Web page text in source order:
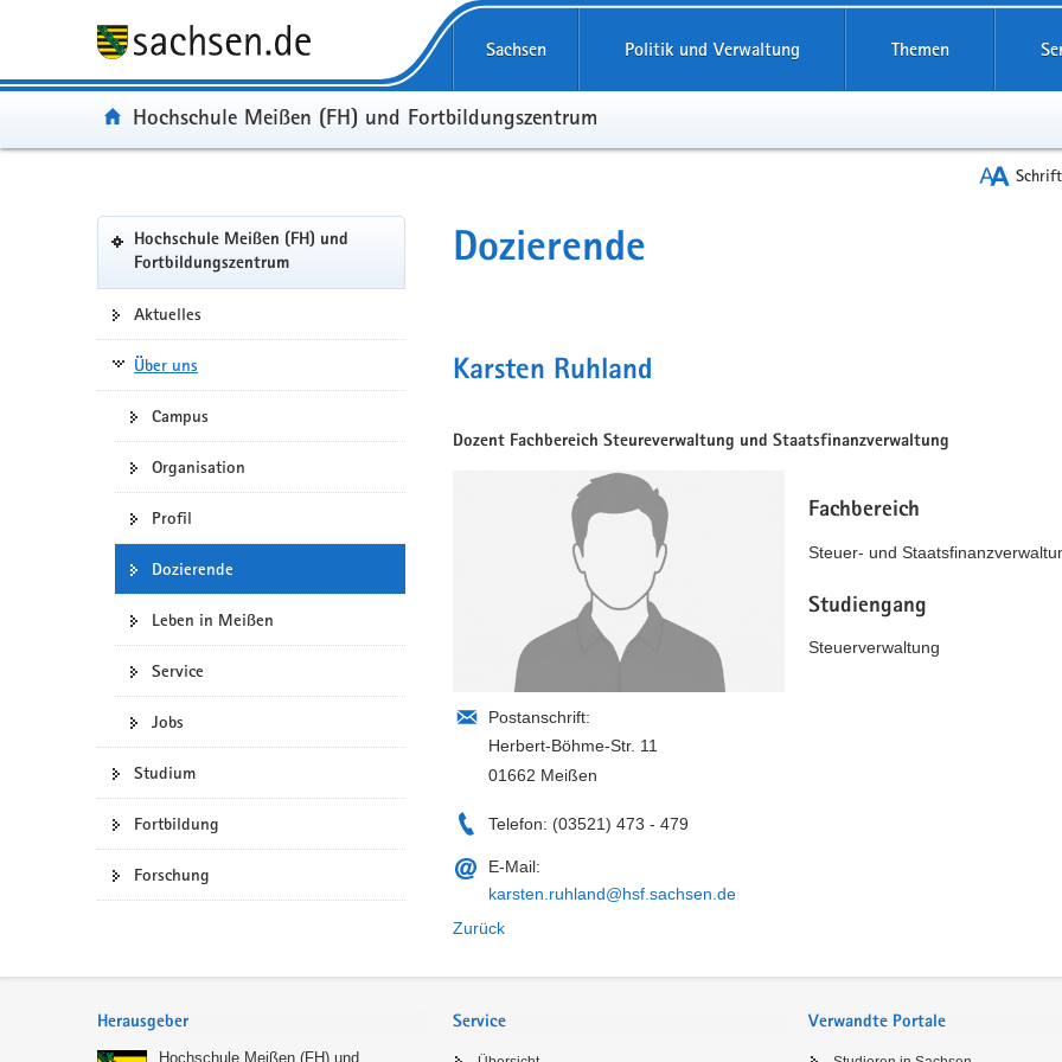
Sachsen Politik und Verwaltung Themen
Portal:
Hochschule Meißen (FH) und Fortbildungszentrum
Portalnavigation
Hochschule Meißen (FH) und
Fortbildungszentrum(in
eigenes
Aktuelles
Über uns
Campus
Organisation
Profil
Dozierende
Leben in Meißen
Service
Jobs
Studium
Fortbildung
Forschung
Dozierende
Karsten Ruhland
Dozent Fachbereich Steureverwaltung und Staatsfinanzverwaltung
Postanschrift:
Herbert-Böhme-Str. 11
01662 Meißen
Telefon: (03521) 473 - 479
E-Mail:
karsten.ruhland@hsf.sachsen.de
Fachbereich
Steuer- und
Studiengang
Steuerverwaltung
Zurück
Herausgeber
Hochschule Meißen (FH) und
Service Verwandte Portale